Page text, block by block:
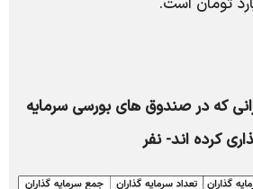
که در صندوق های بورسی سرمایه
کرده اند- نفر